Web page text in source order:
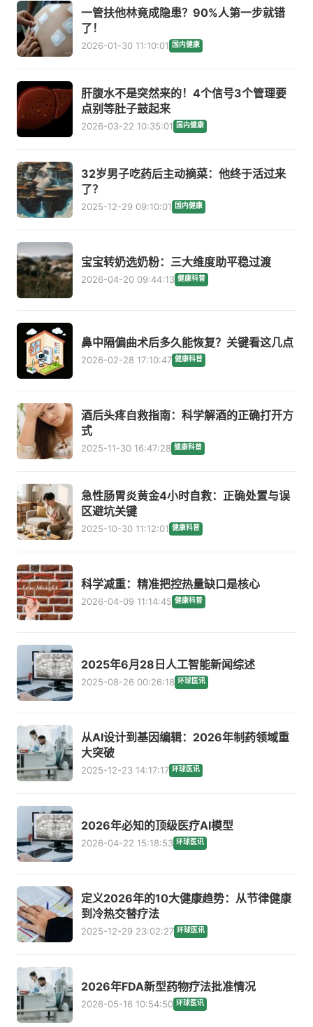
一管扶他林竟成隐患？90%人第一步就错
了！
2026-01-30 11:10:01 国内健康
肝腹水不是突然来的！4个信号3个管理要
点别等肚子鼓起来
2026-03-22 10:35:01 国内健康
32岁男子吃药后主动摘菜：他终于活过来
了？
2025-12-29 09:10:01 国内健康
宝宝转奶选奶粉：三大维度助平稳过渡
2026-04-20 09:44:13 健康科普
鼻中隔偏曲术后多久能恢复？关键看这几点
2026-02-28 17:10:47 健康科普
酒后头疼自救指南：科学解酒的正确打开方
式
2025-11-30 16:47:28 健康科普
急性肠胃炎黄金4小时自救：正确处置与误
区避坑关键
2025-10-30 11:12:01 健康科普
科学减重：精准把控热量缺口是核心
2026-04-09 11:14:45 健康科普
2025年6月28日人工智能新闻综述
2025-08-26 00:26:18 环球医讯
从AI设计到基因编辑：2026年制药领域重
大突破
2025-12-23 14:17:17 环球医讯
2026年必知的顶级医疗AI模型
2026-04-22 15:18:53 环球医讯
定义2026年的10大健康趋势：从节律健康
到冷热交替疗法
2025-12-29 23:02:27 环球医讯
2026年FDA新型药物疗法批准情况
2026-05-16 10:54:50 环球医讯